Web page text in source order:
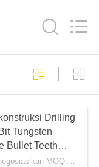
Drilling
Tungsten
Bullet Teeth
dapat dinegosiasikan MOQ:Satu pc